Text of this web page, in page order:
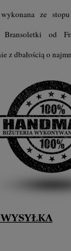
ze
Bransoletki od
z dbałością o